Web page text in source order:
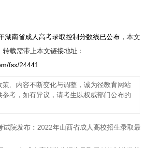
湖南省成人高考录取控制分数线已公布，本文
转载需带上本文链接地址：
fsx/24441
、内容不断变化与调整，诚为径教育网站
考，如有异议，请考生以权威部门公布的
试院发布：2022年山西省成人高校招生录取最